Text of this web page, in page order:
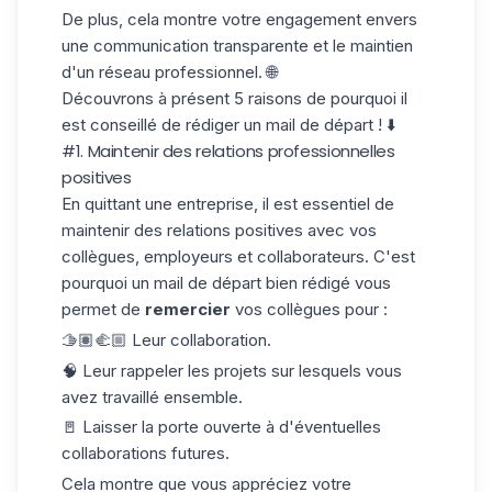
De plus, cela montre votre engagement envers
une communication transparente et le maintien
d'un réseau professionnel. 🌐
Découvrons à présent 5 raisons de pourquoi il
est conseillé de rédiger un mail de départ ! ⬇️
#1. Maintenir des relations professionnelles
positives
En quittant une entreprise, il est essentiel de
maintenir des relations positives avec vos
collègues, employeurs et collaborateurs. C'est
pourquoi un mail de départ bien rédigé vous
permet de remercier vos collègues pour :
🫱🏽‍🫲🏼 Leur collaboration.
🧠 Leur rappeler les projets sur lesquels vous
avez travaillé ensemble.
🚪 Laisser la porte ouverte à d'éventuelles
collaborations futures.
Cela montre que vous appréciez votre